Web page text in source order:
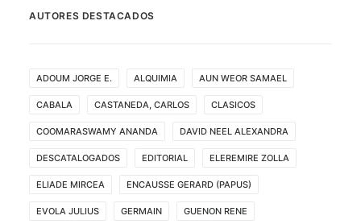
AUTORES DESTACADOS
ADOUM JORGE E. ALQUIMIA AUN WEOR SAMAEL
CABALA CASTANEDA, CARLOS CLASICOS
COOMARASWAMY ANANDA DAVID NEEL ALEXANDRA
DESCATALOGADOS EDITORIAL ELEREMIRE ZOLLA
ELIADE MIRCEA ENCAUSSE GERARD (PAPUS)
EVOLA JULIUS GERMAIN GUENON RENE